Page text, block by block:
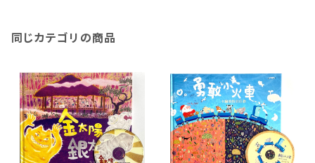
同じカテゴリの商品